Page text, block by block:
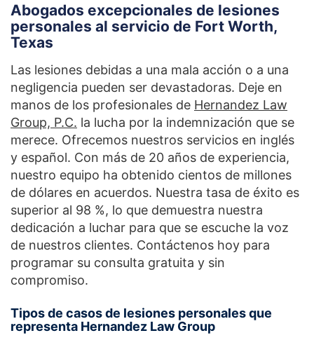
Abogados excepcionales de lesiones
personales al servicio de Fort Worth,
Texas
Las lesiones debidas a una mala acción o a una
negligencia pueden ser devastadoras. Deje en
manos de los profesionales de Hernandez Law
Group, P.C. la lucha por la indemnización que se
merece. Ofrecemos nuestros servicios en inglés
y español. Con más de 20 años de experiencia,
nuestro equipo ha obtenido cientos de millones
de dólares en acuerdos. Nuestra tasa de éxito es
superior al 98 %, lo que demuestra nuestra
dedicación a luchar para que se escuche la voz
de nuestros clientes. Contáctenos hoy para
programar su consulta gratuita y sin
compromiso.
Tipos de casos de lesiones personales que
representa Hernandez Law Group